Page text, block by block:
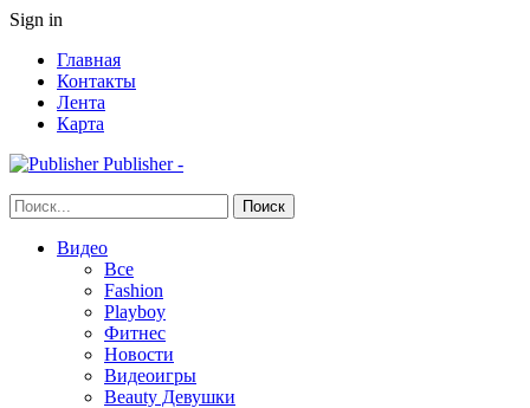
Sign in
Главная
Контакты
Лента
Карта
Publisher -
Видео
Все
Fashion
Playboy
Фитнес
Новости
Видеоигры
Beauty Девушки